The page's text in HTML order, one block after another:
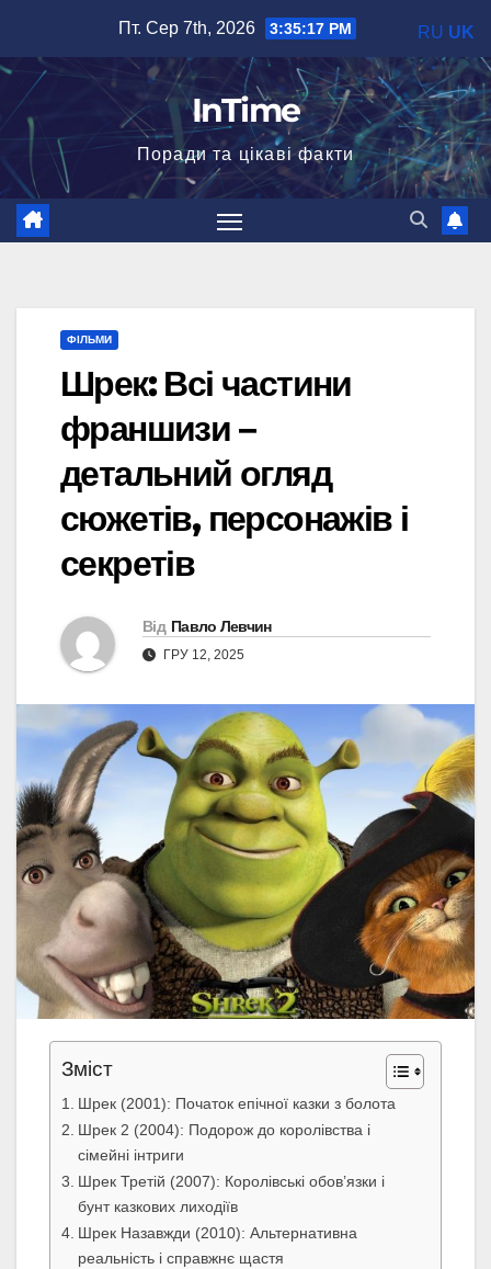
вмісту
Пт. Сер 7th, 2026 3:35:18 PM
InTime
Поради та цікаві факти
ФІЛЬМИ
Шрек: Всі частини
франшизи –
детальний огляд
сюжетів, персонажів і
секретів
Від Павло Левчин
ГРУ 12, 2025
Зміст
Шрек (2001): Початок епічної казки з болота
Шрек 2 (2004): Подорож до королівства і
сімейні інтриги
Шрек Третій (2007): Королівські обов’язки і
бунт казкових лиходіїв
Шрек Назавжди (2010): Альтернативна
реальність і справжнє щастя
RU UK